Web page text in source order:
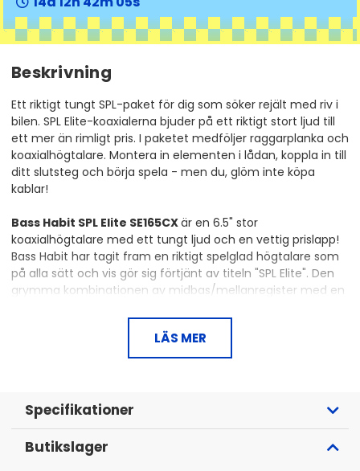
Beskrivning
Ett riktigt tungt SPL-paket för dig som söker rejält med riv i
bilen. SPL Elite-koaxialerna bjuder på ett riktigt stort ljud till
ett mer än rimligt pris. I paketet medföljer raggarplanka och
koaxialhögtalare. Montera in elementen i lådan, koppla in till
ditt slutsteg och börja spela - men du, glöm inte köpa
kablar!
Bass Habit SPL Elite SE165CXär en 6.5" stor
koaxialhögtalare med ett tungt ljud och en vettig prislapp!
Bass Habit har tagit fram en riktigt spelglad högtalare som
på alla sätt och vis gör sig förtjänt av titeln "SPL Elite". Den
grymma kombinationen av midbas/mellanregister med en
tillsammans med rejäl 25 mm stor titaniumdiskant, så kan
vi garantera att SE165CX gör det lätt att få till ett ljudbygge
som garanterat kommer höras. Det ultimata valet för dig
6.5" 2-vägs SPL-koaxial med 25 mm stor titaniumdiskant
150W RMS / 300W MAX
4 Ohm
Frekvensomfång: 100-20.000 Hz
LÄS MER
Specifikationer
Butikslager